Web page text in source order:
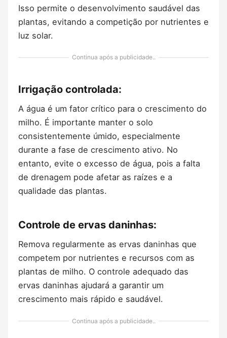
Isso permite o desenvolvimento saudável das
plantas, evitando a competição por nutrientes e
luz solar.
Continua após a publicidade..
Irrigação controlada:
A água é um fator crítico para o crescimento do
milho. É importante manter o solo
consistentemente úmido, especialmente
durante a fase de crescimento ativo. No
entanto, evite o excesso de água, pois a falta
de drenagem pode afetar as raízes e a
qualidade das plantas.
Controle de ervas daninhas:
Remova regularmente as ervas daninhas que
competem por nutrientes e recursos com as
plantas de milho. O controle adequado das
ervas daninhas ajudará a garantir um
crescimento mais rápido e saudável.
Continua após a publicidade..